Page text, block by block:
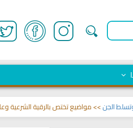
مواضيع تختص بالرقية الشرعية وعلاج